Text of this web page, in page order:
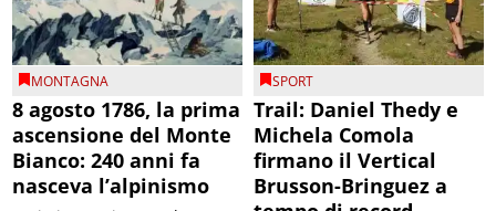
MONTAGNA
8 agosto 1786, la prima
ascensione del Monte
Bianco: 240 anni fa
nasceva l’alpinismo
SPORT
Trail: Daniel Thedy e
Michela Comola
firmano il Vertical
Brusson-Bringuez a